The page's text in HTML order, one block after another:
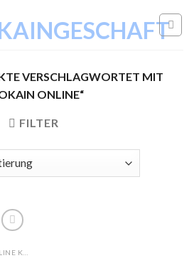
VERSCHLAGWORTET MIT
ONLINE“
FILTER
KOKAIN BESTELLEN - KOKS ONLINE KAUFEN